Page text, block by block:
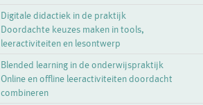
Digitale didactiek in de praktijk
Doordachte keuzes maken in tools,
leeractiviteiten en lesontwerp
Blended learning in de onderwijspraktijk
Online en offline leeractiviteiten doordacht
combineren